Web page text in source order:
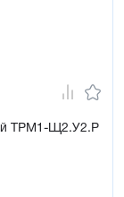
ТРМ1-Щ2.У2.Р